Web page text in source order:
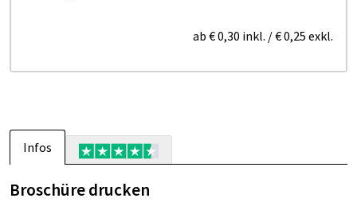
ab € 0,30 inkl. /€ 0,25 exkl.
Infos
Broschüre drucken